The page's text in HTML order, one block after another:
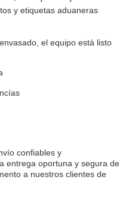
y etiquetas aduaneras
el equipo está listo
confiables y
entrega oportuna y segura de
a nuestros clientes de